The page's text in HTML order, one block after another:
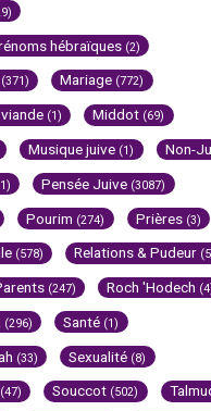
hébraïques (2)
(371) Mariage (772)
(1) Middot (69)
Musique juive (1) Non-
Pensée Juive (3087)
Pourim (274) Prières (3)
(578) Relations & Pudeur
(247) Roch 'Hodech
(296) Santé (1)
(33) Sexualité (8)
(47) Souccot (502)